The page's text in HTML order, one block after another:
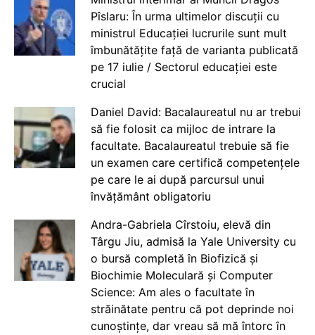
Pîslaru: În urma ultimelor discuții cu
ministrul Educației lucrurile sunt mult
îmbunătățite față de varianta publicată
pe 17 iulie / Sectorul educației este
crucial
Daniel David: Bacalaureatul nu ar trebui
să fie folosit ca mijloc de intrare la
facultate. Bacalaureatul trebuie să fie
un examen care certifică competențele
pe care le ai după parcursul unui
învățământ obligatoriu
Andra-Gabriela Cîrstoiu, elevă din
Târgu Jiu, admisă la Yale University cu
o bursă completă în Biofizică și
Biochimie Moleculară și Computer
Science: Am ales o facultate în
străinătate pentru că pot deprinde noi
cunoștințe, dar vreau să mă întorc în